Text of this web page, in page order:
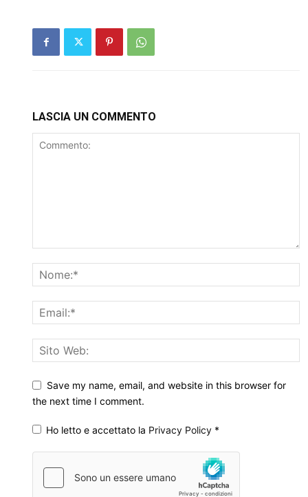
LASCIA UN COMMENTO
Save my name, email, and website in this browser for
the next time I comment.
Ho letto e accettato la Privacy Policy *